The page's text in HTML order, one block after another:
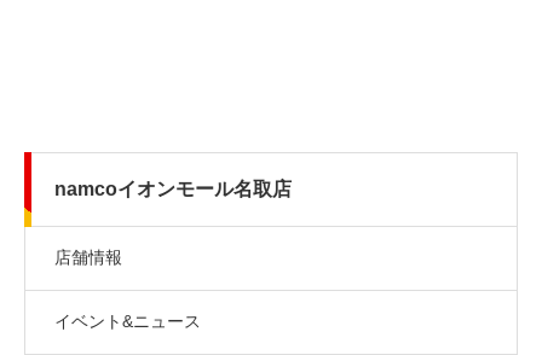
namcoイオンモール名取店
店舗情報
イベント&ニュース